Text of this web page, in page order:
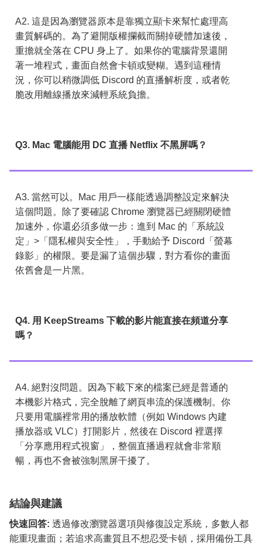
A2. 這是因為瀏覽器原本是靠獨立顯卡來幫忙處理高
畫質解碼的。為了避開版權攔截而關掉硬體加速後，
重擔就全落在 CPU 身上了。如果你的電腦背景還開
著一堆程式，畫面自然會卡頓或變糊。遇到這種情
況，你可以稍微調低 Discord 的直播解析度，或者乾
脆改用離線播放來減輕系統負擔。
Q3. Mac 電腦能用 DC 直播 Netflix 不黑屏嗎？
A3. 當然可以。Mac 用戶一樣能透過調整設定來解決
這個問題。除了要確認 Chrome 瀏覽器已經關閉硬體
加速外，你還必須多做一步：進到 Mac 的「系統設
定」>「隱私權與安全性」，手動給予 Discord「螢幕
錄影」的權限。要是漏了這個步驟，對方看你的畫面
依舊會是一片黑。
Q4. 用 KeepStreams 下載的影片能直接在頻道分享
嗎？
A4. 絕對沒問題。因為下載下來的檔案已經是普通的
本機影片格式，完全脫離了網頁串流的保護機制。你
只要用電腦裡常用的播放軟體（例如 Windows 內建
播放器或 VLC）打開影片，然後在 Discord 裡選擇
「分享應用程式視窗」，整個直播過程就會非常順
暢，再也不會被強制黑屏干擾了。
結論與建議
快速回答: 透過修改瀏覽器選項與修復設定系統，多數人都
能重現畫面；若追求高畫質且不想忍受卡頓，採用備份工具